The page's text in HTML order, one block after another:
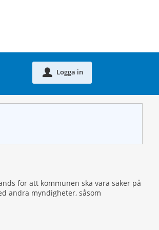
u Logga in
för att kommunen ska vara säker på
andra myndigheter, såsom